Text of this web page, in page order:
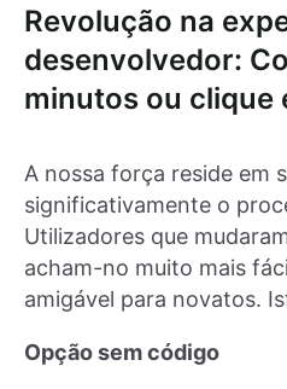
Revolução na
desenvolvedor:
minutos ou clique
A nossa força reside em
significativamente o
Utilizadores que
acham-no muito mais
amigável para novatos.
Opção sem código